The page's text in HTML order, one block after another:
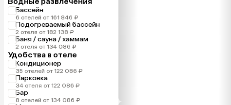
Бассейн
6 отелей от 161 846 ₽
Подогреваемый бассейн
2 отеля от 182 138 ₽
Баня / сауна / хаммам
2 отеля от 134 086 ₽
Удобства в отеле
Кондиционер
35 отелей от 122 086 ₽
Парковка
34 отеля от 122 086 ₽
Бар
8 отелей от 134 086 ₽